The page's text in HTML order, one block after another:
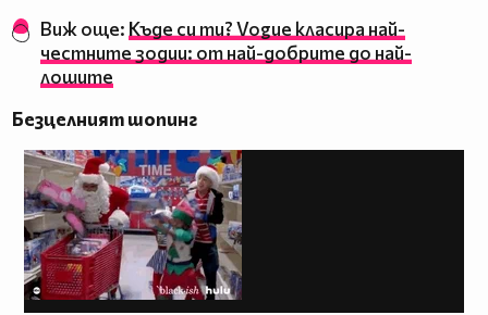
Виж още: Къде си ти? Vogue класира най-
честните зодии: от най-добрите до най-
лошите
Безцелният шопинг